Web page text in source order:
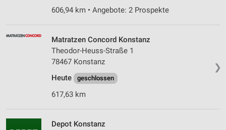
606,94 km • Angebote: 2 Prospekte
❯
Matratzen Concord Konstanz
Theodor-Heuss-Straße 1
78467 Konstanz
Heute
geschlossen
617,63 km
Depot Konstanz